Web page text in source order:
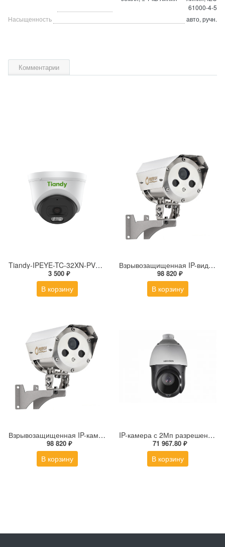
61000-4-5
Насыщенность
авто, ручн.
Комментарии
Tiandy-IPEYE-TC-32XN-PVZ 2Мп купольная «турель» IP камера с фиксированным объективом, серия SPARK со встроенным агентом IPEYE для ПВЗ
3 500 ₽
В корзину
Взрывозащищенная IP-видеокамера Релион Релион-Exd-Н-100-ИК-IP5Мп2.8mm-PoE-МК-TR
98 820 ₽
В корзину
Взрывозащищенная IP-камера Релион Релион-Exd-Н-100-ИК-IP5Мп3.6mm-PoE-МК-TR
98 820 ₽
В корзину
IP-камера с 2Мп разрешением DS-2DE4225IW-DE(S5)
71 967.80 ₽
В корзину